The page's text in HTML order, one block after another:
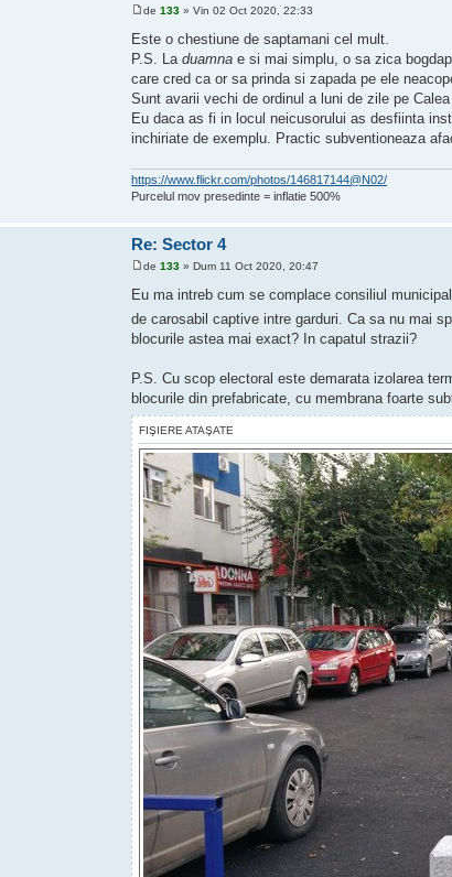
de133 » Vin 02 Oct 2020, 22:33
Este o chestiune de saptamani cel mult.
P.S. Laduamna e si mai simplu, o sa zica
care cred ca or sa prinda si zapada pe ele
Sunt avarii vechi de ordinul a luni de zile pe
Eu daca as fi in locul neicusorului as desfiinta
inchiriate de exemplu. Practic subventioneaza
https://www.flickr.com/photos/146817144@N02/
Purcelul mov presedinte = inflatie 500%
Re: Sector 4
de133 » Dum 11 Oct 2020, 20:47
Eu ma intreb cum se complace consiliul
de carosabil captive intre garduri. Ca sa nu mai
blocurile astea mai exact? In capatul strazii?
P.S. Cu scop electoral este demarata izolarea
blocurile din prefabricate, cu membrana foarte
FIŞIERE ATAŞATE